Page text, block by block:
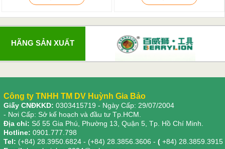
HÃNG SẢN XUẤT
Công ty TNHH TM DV Huỳnh Gia Bảo
Giấy CNĐKKD: 0303415719 - Ngày Cấp: 29/07/2004
- Nơi Cấp: Sở kế hoạch và đầu tư Tp.HCM.
Địa chỉ: Số 55 Gia Phú, Phường 13, Quận 5, Tp. Hồ Chí Minh.
Hotline: 0901.777.798
Tel: (+84) 28.3950.6824 - (+84) 28.3856.3606 - ( +84) 28.3859.3915